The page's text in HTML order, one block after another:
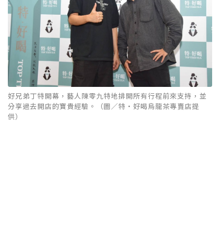
好兄弟丁特開幕，藝人陳零九特地排開所有行程前來支持，並
分享過去開店的寶貴經驗。（圖／特‧好喝烏龍茶專賣店提
供）